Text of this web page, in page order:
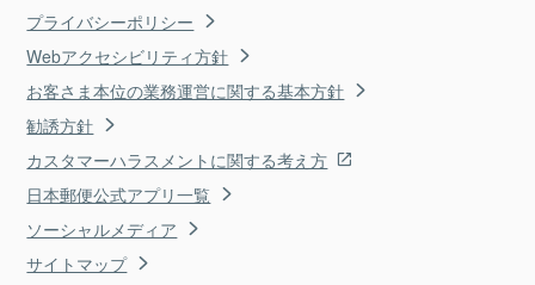
プライバシーポリシー
Webアクセシビリティ方針
お客さま本位の業務運営に関する基本方針
勧誘方針
カスタマーハラスメントに関する考え方
日本郵便公式アプリ一覧
ソーシャルメディア
サイトマップ